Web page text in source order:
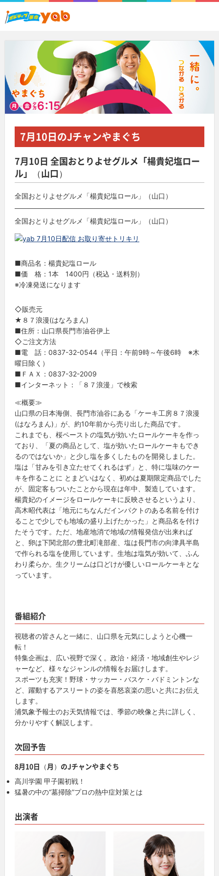
7月10日のJチャンやまぐち
7月10日 全国おとりよせグルメ「楊貴妃塩ロー
ル」（山口）
全国おとりよせグルメ「楊貴妃塩ロール」（山口）
全国おとりよせグルメ「楊貴妃塩ロール」（山口）
■商品名：楊貴妃塩ロール
■価 格：1本 1400円（税込・送料別）
※冷凍発送になります
◇販売元
★８７浪漫(はなろまん)
■住所：山口県長門市油谷伊上
◇ご注文方法
■電 話：0837-32-0544（平日：午前9時～午後6時 ※木
曜日除く）
■ＦＡＸ：0837-32-2009
■インターネット：「８７浪漫」で検索
≪概要≫
山口県の日本海側、長門市油谷にある「ケーキ工房８７浪漫
(はなろまん)」が、約10年前から売り出した商品です。
これまでも、桜ペーストの塩気が効いたロールケーキを作っ
ており、「夏の商品として、塩が効いたロールケーキもでき
るのではないか」と少し塩を多くしたものを開発しました。
塩は「甘みを引き立たせてくれるはず」と、特に塩味のケー
キを作ることに とまどいはなく、初めは夏期限定商品でした
が、固定客もついたことから現在は年中、製造しています。
楊貴妃のイメージをロールケーキに反映させるというより、
高木昭代表は「地元にちなんだインパクトのある名前を付け
ることで少しでも地域の盛り上げたかった」と商品名を付け
たそうです。ただ、地産地消で地域の情報発信が出来れば
と、卵は下関北部の豊北町滝部産、塩は長門市の向津具半島
で作られる塩を使用しています。生地は塩気が効いて、ふん
わり柔らか。生クリームは口どけが優しいロールケーキとな
っています。
番組紹介
視聴者の皆さんと一緒に、山口県を元気にしようと心機一
転！
特集企画は、広い視野で深く。政治・経済・地域創生やレジ
ャーなど、様々なジャンルの情報をお届けします。
スポーツも充実！野球・サッカー・バスケ・バドミントンな
ど、躍動するアスリートの姿を喜怒哀楽の思いと共にお伝え
します。
浦気象予報士のお天気情報では、季節の映像と共に詳しく、
分かりやすく解説します。
次回予告
8月10日（月）のJチャンやまぐち
高川学園 甲子園初戦！
猛暑の中の“墓掃除”プロの熱中症対策とは
出演者